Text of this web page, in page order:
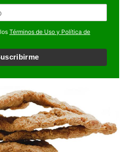
Términos de Uso y Política de